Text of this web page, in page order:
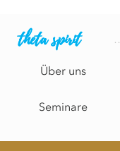
theta spirit
Über uns
Seminare